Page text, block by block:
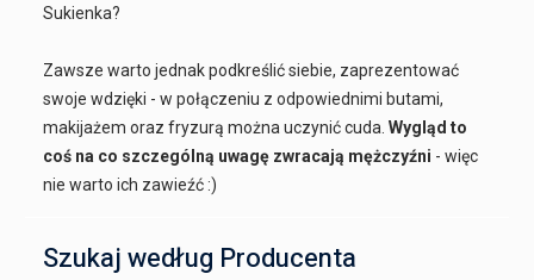
Sukienka?
Zawsze warto jednak podkreślić siebie, zaprezentować
swoje wdzięki - w połączeniu z odpowiednimi butami,
makijażem oraz fryzurą można uczynić cuda.Wygląd to
coś na co szczególną uwagę zwracają mężczyźni - więc
nie warto ich zawieźć :)
Szukaj według Producenta